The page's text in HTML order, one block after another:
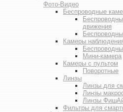
Фото-Видео
Беспроводные
движения
Камеры
Мини-камера
Камеры с пультом
Поворотные
Линзы
Линзы для
Линзы
Линзы
Фильтры для